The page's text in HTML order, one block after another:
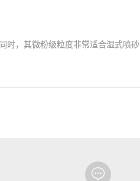
，其微粉级粒度非常适合湿式喷砂